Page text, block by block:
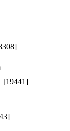
[19441]